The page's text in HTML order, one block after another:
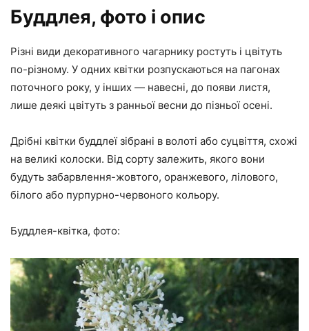
Буддлея, фото і опис
Різні види декоративного чагарнику ростуть і цвітуть
по-різному. У одних квітки розпускаються на пагонах
поточного року, у інших — навесні, до появи листя,
лише деякі цвітуть з ранньої весни до пізньої осені.
Дрібні квітки буддлеї зібрані в волоті або суцвіття, схожі
на великі колоски. Від сорту залежить, якого вони
будуть забарвлення-жовтого, оранжевого, лілового,
білого або пурпурно-червоного кольору.
Буддлея-квітка, фото: